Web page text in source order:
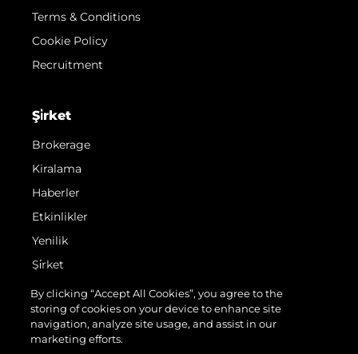
Terms & Conditions
Cookie Policy
Recruitment
Şi̇rket
Brokerage
Kiralama
Haberler
Etkinlikler
Yenilik
Şi̇rket
Ekip
Yaşam Şekli̇
Mi̇ras
By clicking “Accept All Cookies”, you agree to the
storing of cookies on your device to enhance site
navigation, analyze site usage, and assist in our
marketing efforts.